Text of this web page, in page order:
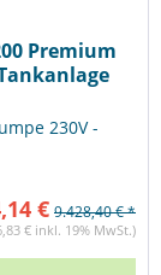
Premium
230V -
€ 9.428,40 € *
€ inkl. 19% MwSt.)